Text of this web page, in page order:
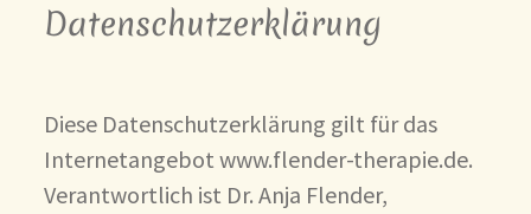
Datenschutzerklärung
Diese Datenschutzerklärung gilt für das
Internetangebot www.flender-therapie.de.
Verantwortlich ist Dr. Anja Flender,